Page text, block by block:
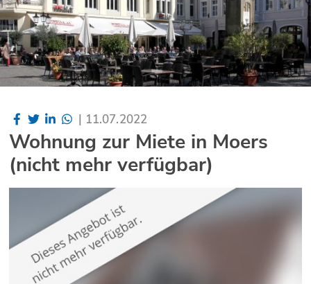
| 11.07.2022
Wohnung zur Miete in Moers
(nicht mehr verfügbar)